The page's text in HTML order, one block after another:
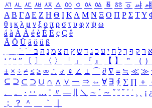
ㅺ ㅻ ㅼ ㅽ ㅾ ㅿ ㆀ ㆁ ㆂ ㆃ ㆄ ㆅ ㆆ ㆇ ㆈ
Α Β ΓΔ Ε Ζ Η Θ Ι ΚΛ Μ Ν Ξ Ο Π Ρ Σ ΤΥ
θ ι κ λ μ ν ξ ο π ρ σ τ υ φ χ ψ ω
á à Á À é è É È ç Ç ê
Ä Ö Ü ä ö ü ß
ִֶֹ ֻּ ׁׂ א ר ק ף ך ל ח י ע כ ג ד ש ץ ת צ מ נ ה ב
‘ ’ “ ” 〔 〕 〈 〉 「 」 『 』 【 】 ＂ （ ）
± × ÷ ≠ ≤ ≥ ∞ ∴ ♂ ♀ ∠ ⊥ ⌒ ∂ ∇ ≡ ≒ ≪ ≫
⊆ ⊇ ⊂ ⊃ ∪ ∩ ∧ ∨ ￢ ⇒ ⇔ ∀ ∃ ∮ ∑ ∏ ＋
、
。 · ‥ … ¨ 〃 ― ＼ ∼ ´ ～ ˇ ˘ ˝ ˚ ˙ ¸ ¡ ¿
；
？ ＾ ｀